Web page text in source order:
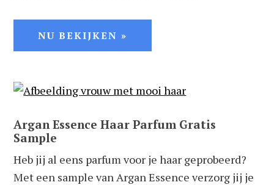
NU BEKIJKEN »
Argan Essence Haar Parfum Gratis
Sample
Heb jij al eens parfum voor je haar geprobeerd?
Met een sample van Argan Essence verzorg jij je